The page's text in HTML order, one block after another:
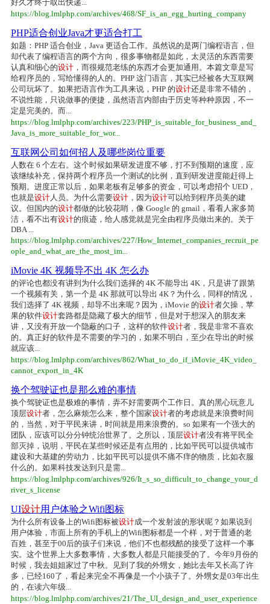
好久才终于取出快递...
https://blog.lmlphp.com/archives/468/SF_is_an_egg_hurting_company
PHP适合创业Java才更适合打工
如题：PHP 适合创业，Java 更适合工作。虽然说的是两门编程语言，但
却代表了编程语言的两个方向，很多事物都是如此，太灵活的东西需要
认真和细心的设计 ，而很规范老练的东西才会更加通用。本篇文章是写
给程序员的，写给懂得的人的。PHP 这门语言，其实已经被各大互联网
公司玩坏了。如果把语言作为工具来说，PHP 的设计还是非常不错的，
不说性能，只说做事的便捷，虽然语言内部由于历史等种种原因，不一
定是完美的。而...
https://blog.lmlphp.com/archives/223/PHP_is_suitable_for_business_and_
Java_is_more_suitable_for_wor...
互联网公司如何招人及哪些岗位重要
人数在 6 个左右。这个时候如果研发进度不够，打不到预期的速度，应
该继续补充，保持两个程序员一个测试的比例，直到研发进度能赶得上
预期。进度正常以后，如果老板有足够多的资金，可以考虑招个 UED，
也就是设计人员。为什么需要设计 ，因为设计可以给到程序员美的建
议。但国内的设计都做的比较花哨，像 Google 的 gmail，看看人家多简
洁，看不出有设计的痕迹，给人感觉就是完全由程序员做出来的。关于
DBA ...
https://blog.lmlphp.com/archives/227/How_Internet_companies_recruit_pe
ople_and_what_are_the_most_im...
iMovie 4K 视频导不出 4K 怎么办
的评论也都没有讲到为什么我们选择的 4K 不能导出 4K，只是讲了跟第
一个视频有关，第一个是 4K 那就可以导出 4K？为什么，同样的情况，
我们选择了 4K 视频，却导不出来呢？因为，iMovie 的设计者欠操，苹
果的软件设计套路都是隐藏了极大的细节，但是对于想深入的朋友来
讲，又没有开放一个隐蔽的口子，这样的软件设计者，我是非常不喜欢
的。真正好的软件是不需要的学习的，如果不明白，至少在导出的时候
就应该...
https://blog.lmlphp.com/archives/862/What_to_do_if_iMovie_4K_video_
cannot_export_in_4K
换个驾驶证也是那么难的事情
换个驾驶证也是极难的事情，弄不好需要两个工作日。真的黑心玩意儿
顶层设计者，怎么麻烦怎么来，整个国家设计者的考虑就是来浪费时间
的，当然，对于平民来讲，时间就是用来浪费的。so 如果有一个强大的
团队，应该可以分分钟统治世界了。之所以，顶层设计者没有将平民全
部灭掉，说明，平民在某些时候还是有点用的，比如平民可以提供城市
建设和大基建的劳动力，比如平民可以提供不痛不痒的物质，比如衣服
什么的。如果科技发达到只是需...
https://blog.lmlphp.com/archives/926/It_s_so_difficult_to_change_your_d
river_s_license
UI设计用户体验之Wifi图标
为什么所有设备上的Wifi图标被设计成一个发射波的形状呢？如果说到
用户体验，市面上所有的手机上的Wifi图标都是一个样，对于普通的老
百姓，甚至于00后的孩子们来说，他们不也都残酷的接受了这样一个事
实。这个世界上大多数事情，大多数人都是只能接受的了。今年9月份的
时候，我去姐姐家过了中秋。见到了我的外甥女，她比去年又长高了许
多，已经160了，看起来完全不再像是一个小孩子了。外甥女是03年出生
的，在读六年级...
https://blog.lmlphp.com/archives/21/The_UI_design_and_user_experience